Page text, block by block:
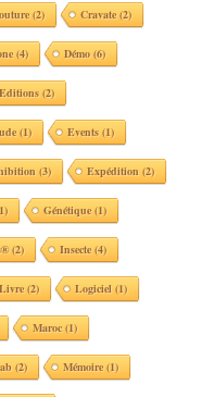
(2) Cravate(2)
(4) Démo(6)
Editions(2)
(1) Events(1)
(3) Expédition (2)
Génétique(1)
(2) Insecte(4)
Livre(2) Logiciel (1)
Maroc(1)
(2) Mémoire(1)